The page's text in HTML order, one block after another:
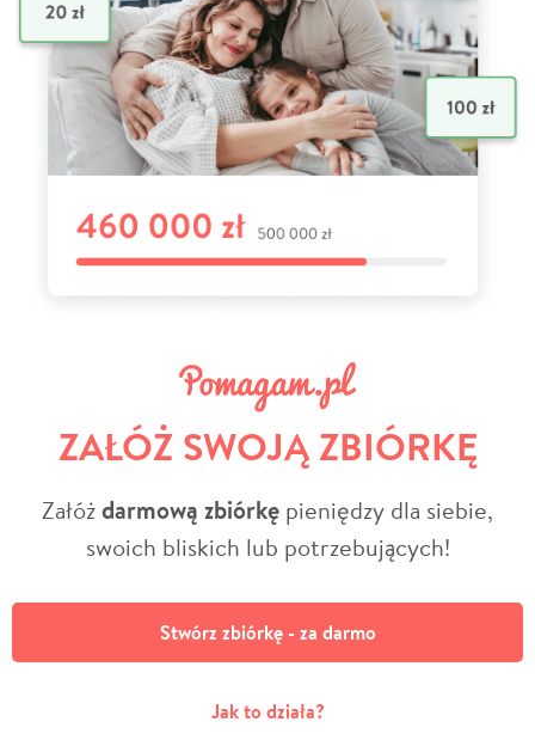
ZAŁÓŻ SWOJĄ ZBIÓRKĘ
Załóżdarmową zbiórkę pieniędzy dla siebie,
swoich bliskich lub potrzebujących!
Stwórz zbiórkę - za darmo
Jak to działa?